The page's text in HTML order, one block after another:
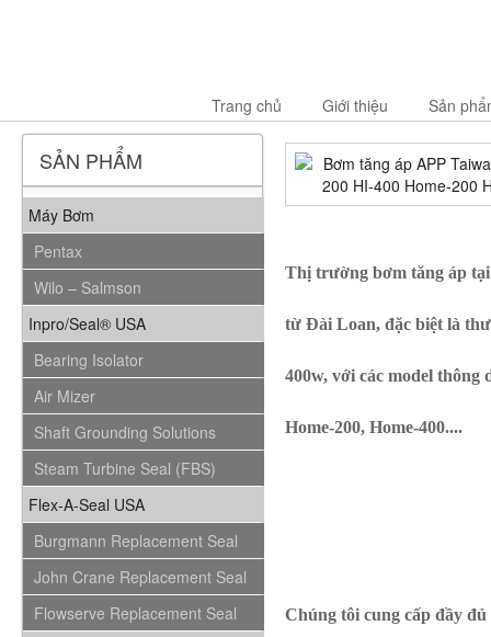
Trang chủ Giới thiệu Sản
SẢN PHẨM
Máy Bơm
Pentax
Wilo – Salmson
Inpro/Seal® USA
Bearing Isolator
Air Mizer
Shaft Grounding Solutions
Steam Turbine Seal (FBS)
Flex-A-Seal USA
Burgmann Replacement Seal
John Crane Replacement Seal
Flowserve Replacement Seal
Thị trường bơm tăng áp tại
từ Đài Loan, đặc biệt là
400w, với các model
Home-200, Home-400....
Chúng tôi cung cấp đầy